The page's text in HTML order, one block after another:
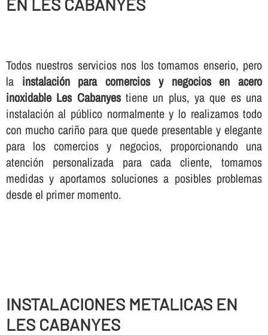
Todos nuestros servicios nos los tomamos enserio, pero
la instalación para comercios y negocios en acero
inoxidable Les Cabanyestiene un plus, ya que es una
instalación al público normalmente y lo realizamos todo
con mucho cariño para que quede presentable y elegante
para los comercios y negocios, proporcionando una
atención personalizada para cada cliente, tomamos
medidas y aportamos soluciones a posibles problemas
desde el primer momento.
INSTALACIONES METALICAS EN
LES CABANYES